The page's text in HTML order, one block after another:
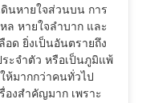
นหายใจส่วนบน การ
ล หายใจลำบาก และ
อด ยิ่งเป็นอันตรายถึง
ะจำตัว หรือเป็นภูมิแพ้
ห้มากกว่าคนทั่วไป
องสำคัญมาก เพราะ